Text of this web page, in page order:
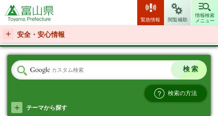
富山県
緊急情報 閲覧補助
情報検索
メニュー
安全・安心情報
検索の方法
テーマから探す